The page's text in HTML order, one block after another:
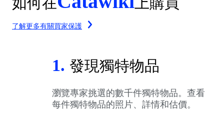
了解更多有關買家保護
1. 發現獨特物品
瀏覽專家挑選的數千件獨特物品。查看
每件獨特物品的照片、詳情和估價。